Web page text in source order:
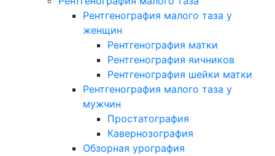
Рентгенография малого таза у
женщин
Рентгенография матки
Рентгенография яичников
Рентгенография шейки матки
Рентгенография малого таза у
мужчин
Простатография
Кавернозография
Обзорная урография